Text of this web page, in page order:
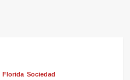
Florida Sociedad